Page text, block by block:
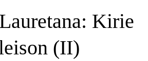
Kirie
(II)